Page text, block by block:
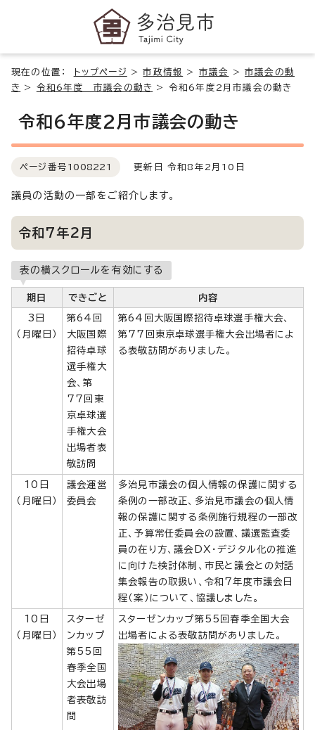
現在の位置： トップページ >市政情報 > 市議会 >市議会の動
き > 令和6年度 市議会の動き > 令和6年度2月市議会の動き
令和6年度2月市議会の動き
ページ番号 1008221 更新日 令和8年2月10日
議員の活動の一部をご紹介します。
令和7年2月
表の横スクロールを有効にする
期日 できごと 内容
3日
（月曜日）
第64回
大阪国際
招待卓球
選手権大
会、第
77回東
京卓球選
手権大会
出場者表
敬訪問
第64回大阪国際招待卓球選手権大会、
第77回東京卓球選手権大会出場者によ
る表敬訪問がありました。
10日
（月曜日）
議会運営
委員会
多治見市議会の個人情報の保護に関する
条例の一部改正、多治見市議会の個人情
報の保護に関する条例施行規程の一部改
正、予算常任委員会の設置、議選監査委
員の在り方、議会DX・デジタル化の推進
に向けた検討体制、市民と議会との対話
集会報告の取扱い、令和7年度市議会日
程（案）について、協議しました。
10日
（月曜日）
スターゼ
ンカップ
第55回
春季全国
大会出場
者表敬訪
問
スターゼンカップ第55回春季全国大会
出場者による表敬訪問がありました。